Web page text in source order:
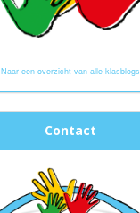
Naar een overzicht van alle klasblogs
Contact